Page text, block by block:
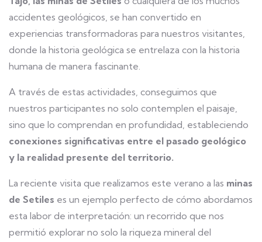
accidentes geológicos, se han convertido en
experiencias transformadoras para nuestros visitantes,
donde la historia geológica se entrelaza con la historia
humana de manera fascinante.
A través de estas actividades, conseguimos que
nuestros participantes no solo contemplen el paisaje,
sino que lo comprendan en profundidad, estableciendo
conexiones significativas entre el pasado geológico
y la realidad presente del territorio.
La reciente visita que realizamos este verano a las minas
de Setiles es un ejemplo perfecto de cómo abordamos
esta labor de interpretación: un recorrido que nos
permitió explorar no solo la riqueza mineral del